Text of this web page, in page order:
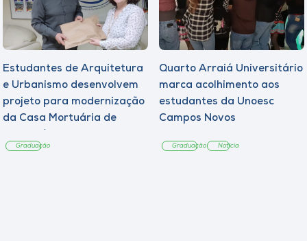
Estudantes de Arquitetura
e Urbanismo desenvolvem
projeto para modernização
da Casa Mortuária de
Graduação
Quarto Arraiá Universitário
marca acolhimento aos
estudantes da Unoesc
Campos Novos
Graduação Notícia